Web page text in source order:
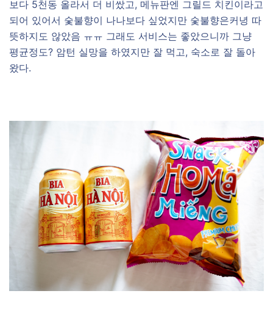
보다 5천동 올라서 더 비쌌고, 메뉴판엔 그릴드 치킨이라고
되어 있어서 숯불향이 나나보다 싶었지만 숯불향은커녕 따
뜻하지도 않았음 ㅠㅠ 그래도 서비스는 좋았으니까 그냥
평균정도? 암턴 실망을 하였지만 잘 먹고, 숙소로 잘 돌아
왔다.